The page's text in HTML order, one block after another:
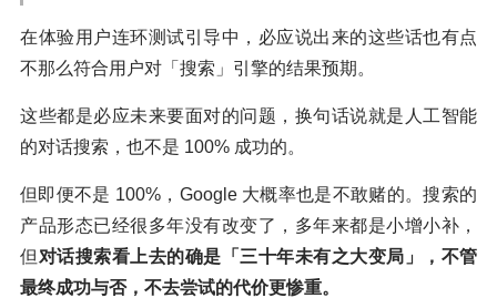
在体验用户连环测试引导中，必应说出来的这些话也有点
不那么符合用户对「搜索」引擎的结果预期。
这些都是必应未来要面对的问题，换句话说就是人工智能
的对话搜索，也不是 100% 成功的。
但即便不是 100%，Google 大概率也是不敢赌的。搜索的
产品形态已经很多年没有改变了，多年来都是小增小补，
但 对话搜索看上去的确是「三十年未有之大变局」，不管
最终成功与否，不去尝试的代价更惨重。